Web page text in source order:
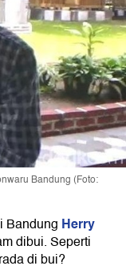
Bandung (Foto:
Bandung Herry
dibui. Seperti
di bui?